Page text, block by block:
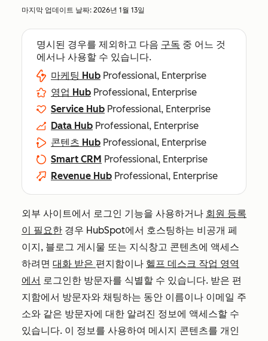
마지막 업데이트 날짜: 2026년 1월 13일
명시된 경우를 제외하고 다음 구독 중 어느 것
에서나 사용할 수 있습니다.
마케팅 Hub Professional, Enterprise
영업 Hub Professional, Enterprise
Service Hub Professional, Enterprise
Data Hub Professional, Enterprise
콘텐츠 Hub Professional, Enterprise
Smart CRM Professional, Enterprise
Revenue Hub Professional, Enterprise
외부 사이트에서 로그인 기능을 사용하거나 회원 등록
이 필요한 경우 HubSpot에서 호스팅하는 비공개 페
이지, 블로그 게시물 또는 지식창고 콘텐츠에 액세스
하려면 대화 받은 편지함이나 헬프 데스크 작업 영역
에서 로그인한 방문자를 식별할 수 있습니다. 받은 편
지함에서 방문자와 채팅하는 동안 이름이나 이메일 주
소와 같은 방문자에 대한 알려진 정보에 액세스할 수
있습니다. 이 정보를 사용하여 메시지 콘텐츠를 개인